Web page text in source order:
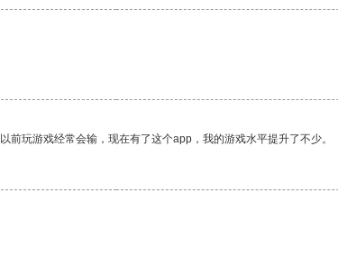
玩游戏经常会输，现在有了这个app，我的游戏水平提升了不少。